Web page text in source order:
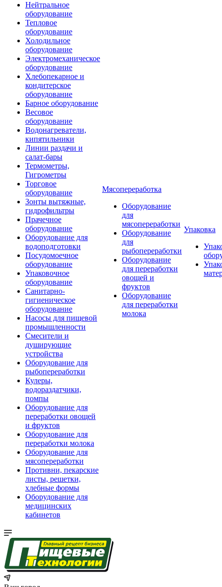
Нейтральное
оборудование
Тепловое
оборудование
Холодильное
оборудование
Электромеханическое
оборудование
Хлебопекарное и
кондитерское
оборудование
Барное оборудование
Весовое
оборудование
Водонагреватели,
кипятильники
Линии раздачи и
салат-бары
Термометры,
Гигрометры
Торговое
оборудование
Зонты вытяжные,
гидрофильтры
Прачечное
оборудование
Оборудование для
водоподготовки
Посудомоечное
оборудование
Упаковочное
оборудование
Санитарно-
гигиеническое
оборудование
Насосы для пищевой
промышленности
Смесители и
душирующие
устройства
Оборудование для
рыбопереработки
Кулеры,
водораздатчики,
помпы
Оборудование для
переработки овощей
и фруктов
Оборудование для
переработки молока
Оборудование для
мясопереработки
Противни, пекарские
листы, решетки,
хлебные формы
Оборудование для
медицинских
кабинетов
Мясопереработка
Оборудование
для
мясопереработки
Оборудование
для
рыбопереработки
Оборудование
для переработки
овощей и
фруктов
Оборудование
для переработки
молока
Упаковка